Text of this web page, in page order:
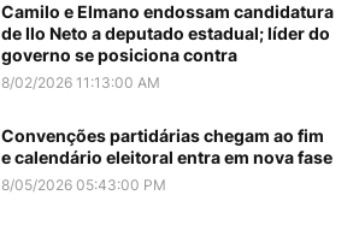
Camilo e Elmano endossam candidatura
de Ilo Neto a deputado estadual; líder do
governo se posiciona contra
8/02/2026 11:13:00 AM
Convenções partidárias chegam ao fim
e calendário eleitoral entra em nova fase
8/05/2026 05:43:00 PM